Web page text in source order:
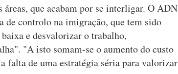
que acabam por se interligar. O ADN
de controlo na imigração, que tem sido
e desvalorizar o trabalho,
"A isto somam-se o aumento do custo
falta de uma estratégia séria para valorizar